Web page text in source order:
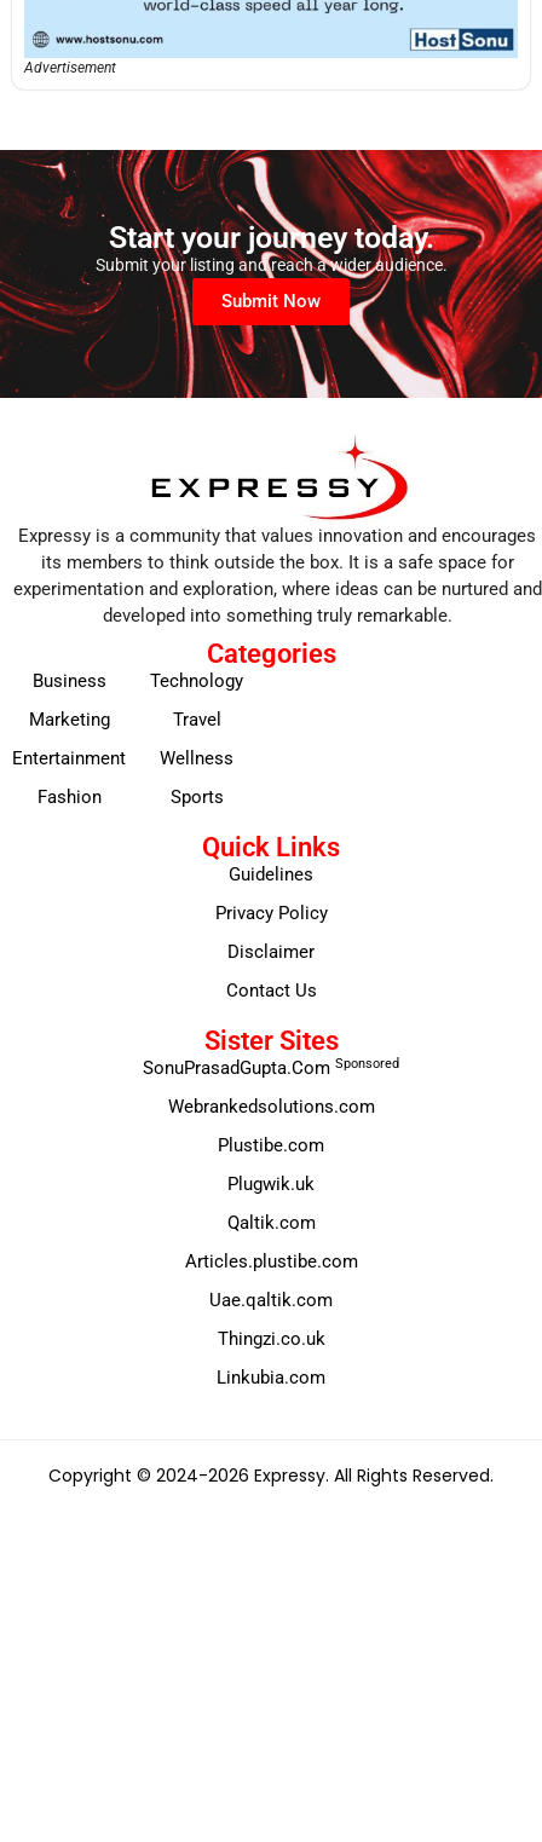
Advertisement
Start your journey today.
Submit your listing and reach a wider audience.
Submit Now
Expressy is a community that values innovation and encourages
its members to think outside the box. It is a safe space for
experimentation and exploration, where ideas can be nurtured and
developed into something truly remarkable.
Categories
Business
Marketing
Entertainment
Fashion
Technology
Travel
Wellness
Sports
Quick Links
Guidelines
Privacy Policy
Disclaimer
Contact Us
Sister Sites
SonuPrasadGupta.Com Sponsored
Webrankedsolutions.com
Plustibe.com
Plugwik.uk
Qaltik.com
Articles.plustibe.com
Uae.qaltik.com
Thingzi.co.uk
Linkubia.com
Copyright © 2024-2026 Expressy. All Rights Reserved.